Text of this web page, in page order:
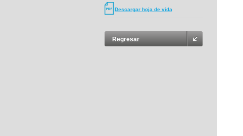
Descargar hoja de vida
Regresar